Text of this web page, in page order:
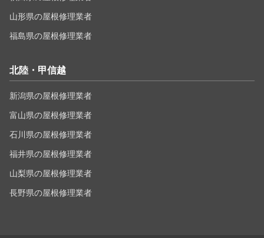
山形県の屋根修理業者
福島県の屋根修理業者
北陸・甲信越
新潟県の屋根修理業者
富山県の屋根修理業者
石川県の屋根修理業者
福井県の屋根修理業者
山梨県の屋根修理業者
長野県の屋根修理業者